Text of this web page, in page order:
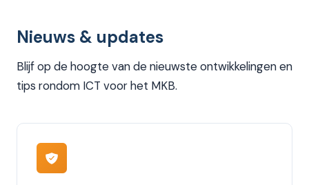
Nieuws & updates
Blijf op de hoogte van de nieuwste ontwikkelingen en
tips rondom ICT voor het MKB.